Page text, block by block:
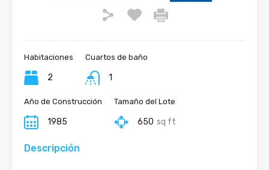
Habitaciones
2
Cuartos de baño
1
Año de Construcción
1985
Tamaño del Lote
650 sq ft
Descripción